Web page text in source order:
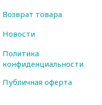
Возврат товара
Новости
Политика
конфиденциальности
Публичная оферта